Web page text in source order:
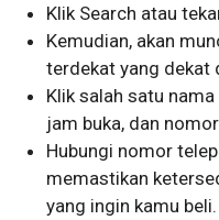
Klik Search atau
Kemudian, akan
terdekat yang dekat
Klik salah satu
jam buka, dan
Hubungi nomor
memastikan
yang ingin kamu beli.